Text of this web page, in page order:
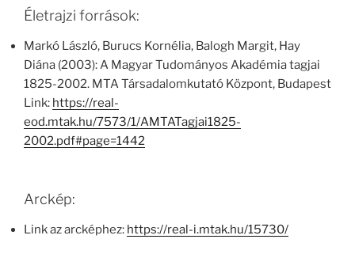
Életrajzi források:
Markó László, Burucs Kornélia, Balogh Margit, Hay
Diána (2003): A Magyar Tudományos Akadémia tagjai
1825-2002. MTA Társadalomkutató Központ, Budapest
Link: https://real-
eod.mtak.hu/7573/1/AMTATagjai1825-
2002.pdf#page=1442
Arckép:
Link az arcképhez: https://real-i.mtak.hu/15730/